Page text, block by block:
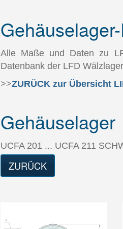
Alle Maße und Daten zu
Datenbank der LFD
>>ZURÜCK zur Übersicht
Gehäuselager
UCFA 201 ... UCFA 211
ZURÜCK